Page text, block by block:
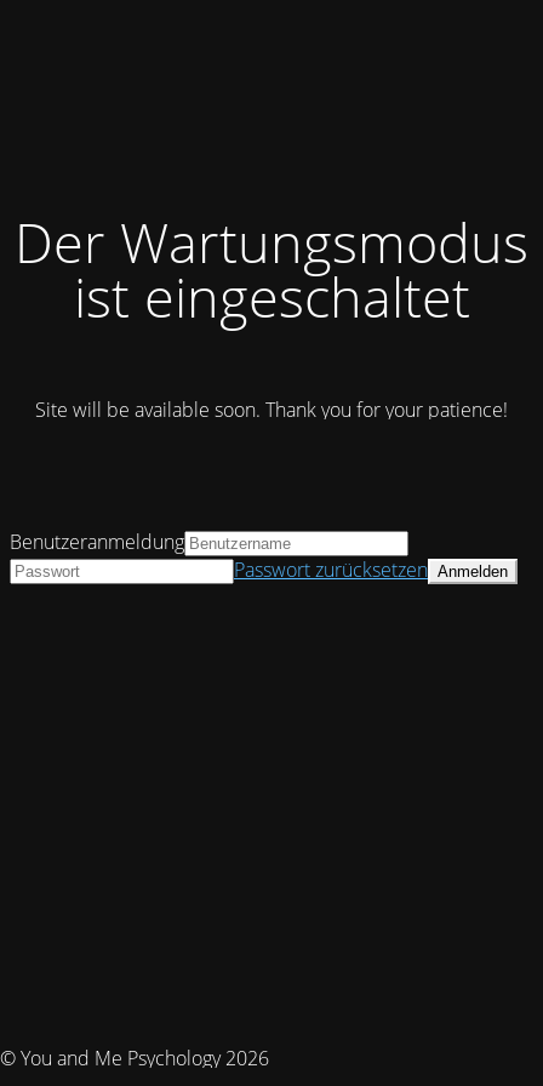
Der Wartungsmodus
ist eingeschaltet
Site will be available soon. Thank you for your patience!
© You and Me Psychology 2026
Benutzeranmeldung
Passwort zurücksetzen